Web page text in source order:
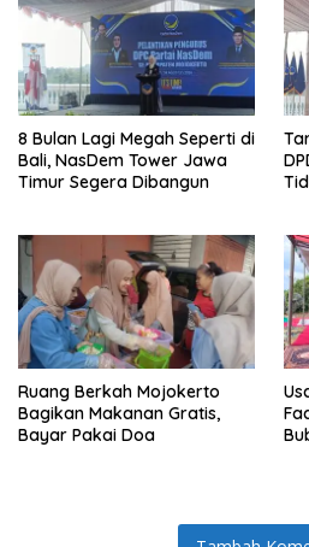
8 Bulan Lagi Megah Seperti di
Bali, NasDem Tower Jawa
Timur Segera Dibangun
Ruang Berkah Mojokerto
Bagikan Makanan Gratis,
Bayar Pakai Doa